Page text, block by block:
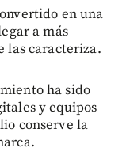
en una
a más
las caracteriza.
ha sido
y equipos
conserve la